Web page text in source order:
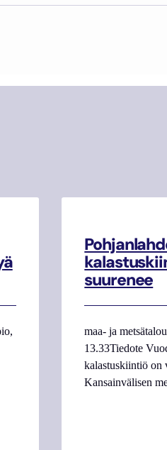
suurenee
maa- ja
13.33Tiedote
kalastuskiintiö on
Kansainvälisen